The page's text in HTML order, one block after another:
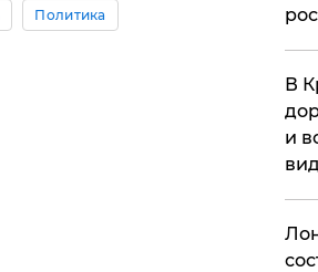
Политика
В
и